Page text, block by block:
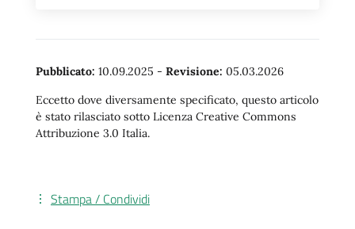
Pubblicato: 10.09.2025 - Revisione: 05.03.2026
Eccetto dove diversamente specificato, questo articolo
è stato rilasciato sotto Licenza Creative Commons
Attribuzione 3.0 Italia.
Stampa / Condividi